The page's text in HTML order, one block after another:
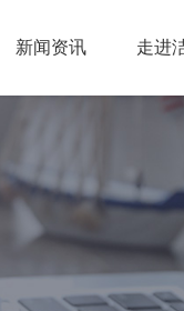
备
燃料生产线
新闻资讯 走进